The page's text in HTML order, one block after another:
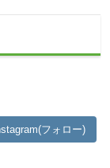
フォロー)